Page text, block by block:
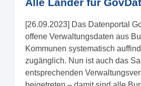
[26.09.2023] Das Datenportal
offene Verwaltungsdaten aus
Kommunen systematisch
zugänglich. Nun ist auch das
entsprechenden